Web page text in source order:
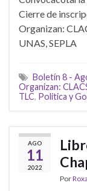
Cierre de
Organizan:
UNAS, SEPLA
Boletín 8 -
Organizan:
TLC, Politica y
AGO
11
2022
Por